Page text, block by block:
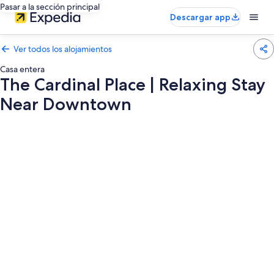
Pasar a la sección principal
Descargar app
Ver todos los alojamientos
Casa entera
The Cardinal Place | Relaxing Stay
Near Downtown